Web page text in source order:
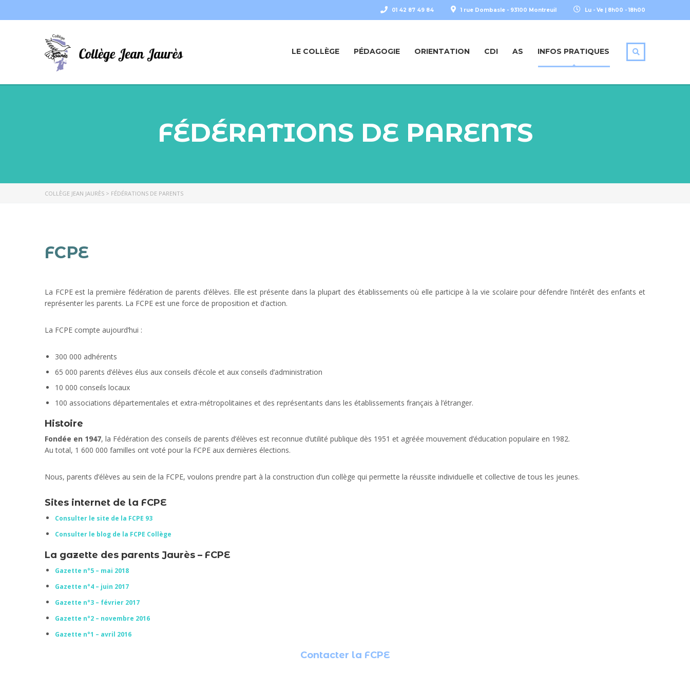
Lu - Ve | 8h00 - 18h00
1 rue Dombasle - 93100 Montreuil
01 42 87 49 84
LE COLLÈGE PÉDAGOGIE ORIENTATION CDI AS INFOS PRATIQUES
FÉDÉRATIONS DE PARENTS
COLLÈGE JEAN JAURÈS > FÉDÉRATIONS DE PARENTS
FCPE
La FCPE est la première fédération de parents d’élèves. Elle est présente dans la plupart des établissements où elle participe à la vie scolaire pour défendre l’intérêt des enfants et
représenter les parents. La FCPE est une force de proposition et d’action.
La FCPE compte aujourd’hui :
300 000 adhérents
65 000 parents d’élèves élus aux conseils d’école et aux conseils d’administration
10 000 conseils locaux
100 associations départementales et extra-métropolitaines et des représentants dans les établissements français à l’étranger.
Histoire
Fondée en 1947, la Fédération des conseils de parents d’élèves est reconnue d’utilité publique dès 1951 et agréée mouvement d’éducation populaire en 1982.
Au total, 1 600 000 familles ont voté pour la FCPE aux dernières élections.
Nous, parents d’élèves au sein de la FCPE, voulons prendre part à la construction d’un collège qui permette la réussite individuelle et collective de tous les jeunes.
Sites internet de la FCPE
Consulter le site de la FCPE 93
Consulter le blog de la FCPE Collège
La gazette des parents Jaurès – FCPE
Gazette n°5 – mai 2018
Gazette n°4 – juin 2017
Gazette n°3 – février 2017
Gazette n°2 – novembre 2016
Gazette n°1 – avril 2016
Contacter la FCPE